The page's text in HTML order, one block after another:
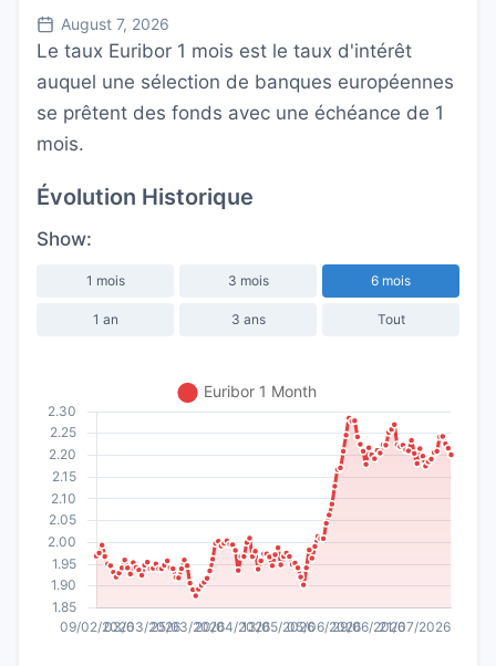
August 7, 2026
Le taux Euribor 1 mois est le taux d'intérêt
auquel une sélection de banques européennes
se prêtent des fonds avec une échéance de 1
mois.
Évolution Historique
Show:
1 mois 3 mois 6 mois
1 an 3 ans Tout